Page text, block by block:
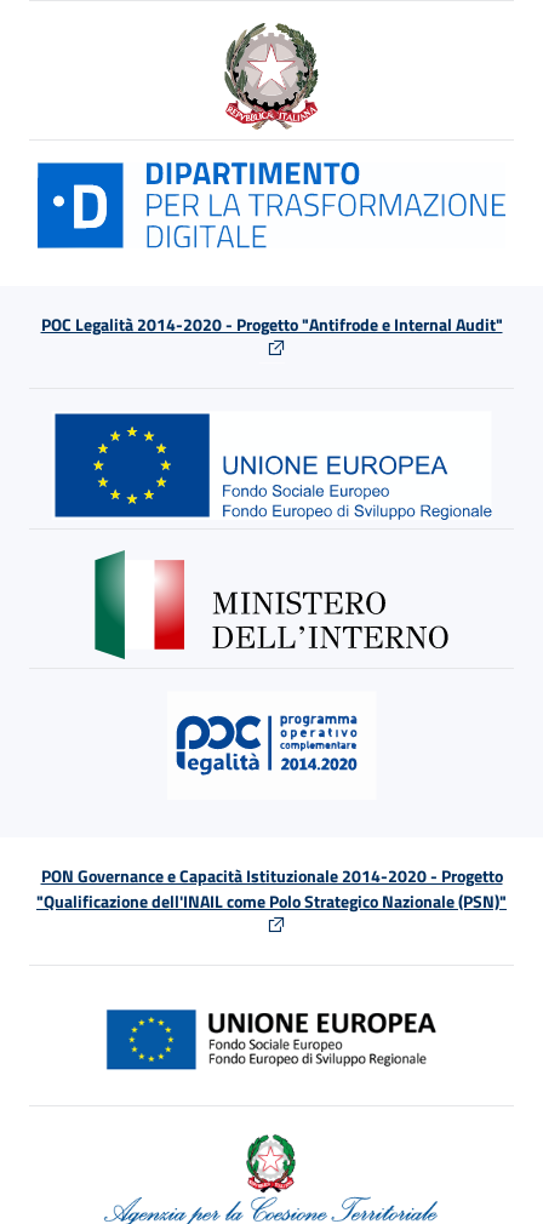
POC Legalità 2014-2020 - Progetto "Antifrode e Internal Audit"
PON Governance e Capacità Istituzionale 2014-2020 - Progetto
"Qualificazione dell'INAIL come Polo Strategico Nazionale (PSN)"